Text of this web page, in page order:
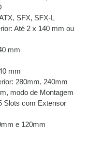
SFX, SFX-L
Até 2 x 140 mm ou
mm
mm
280mm, 240mm
modo de Montagem
Slots com Extensor
e 120mm